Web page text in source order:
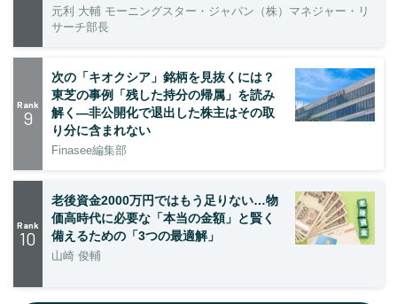
元利 大輔 モーニングスター・ジャパン（株）マネジャー・リ
サーチ部長
Rank
9
次の「キオクシア」銘柄を見抜くには？
東芝の事例「残した持分の帰属」を読み
解く—非公開化で退出した株主はその取
り分に含まれない
Finasee編集部
Rank
10
老後資金2000万円ではもう足りない…物
価高時代に必要な「本当の金額」と賢く
備えるための「3つの最適解」
山崎 俊輔